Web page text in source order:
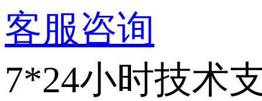
客服咨询
7*24小时技术